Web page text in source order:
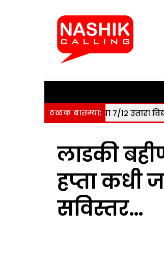
ठळक बातम्या:
जमिनीचा ७/१२ उतारा विद्यापीठाला सुपूर्द
लाडकी
हप्ता कधी
सविस्तर…